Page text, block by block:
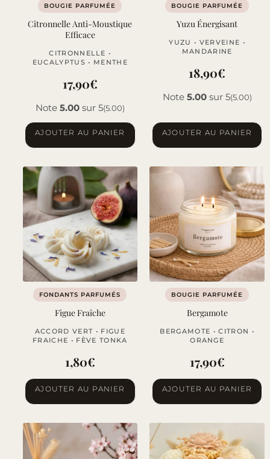
BOUGIE PARFUMÉE
Citronnelle Anti-Moustique
Efficace
CITRONNELLE •
EUCALYPTUS • MENTHE
17,90€
Note 5.00sur 5(5.00)
AJOUTER AU PANIER
BOUGIE PARFUMÉE
Yuzu Énergisant
YUZU • VERVEINE •
MANDARINE
18,90€
Note 5.00sur 5(5.00)
AJOUTER AU PANIER
FONDANTS PARFUMÉS
Figue Fraîche
ACCORD VERT • FIGUE
FRAICHE • FÈVE TONKA
1,80€
AJOUTER AU PANIER
BOUGIE PARFUMÉE
Bergamote
BERGAMOTE • CITRON •
ORANGE
17,90€
AJOUTER AU PANIER